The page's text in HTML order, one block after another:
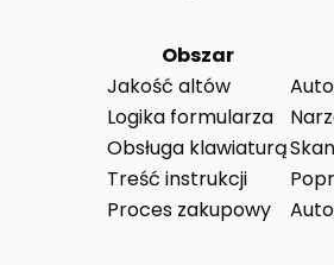
Obszar
Jakość altów
Logika formularza
Obsługa klawiaturą
Treść instrukcji
Proces zakupowy